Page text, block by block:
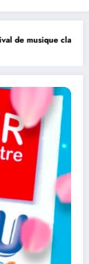
le 8 et 9 août La